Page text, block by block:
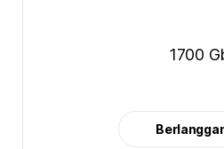
1700